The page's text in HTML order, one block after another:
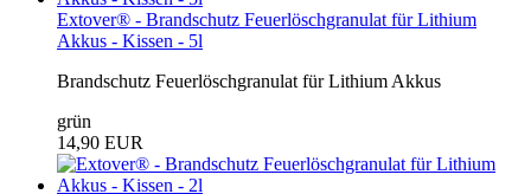
Extover® - Brandschutz Feuerlöschgranulat für Lithium
Akkus - Kissen - 5l
Brandschutz Feuerlöschgranulat für Lithium Akkus
grün
14,90 EUR